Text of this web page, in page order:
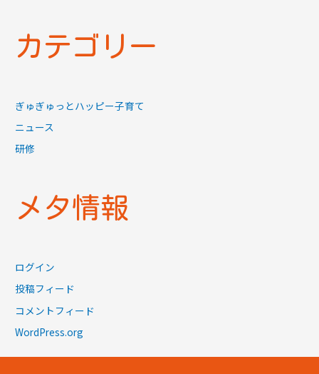
カテゴリー
ぎゅぎゅっとハッピー子育て
ニュース
研修
メタ情報
ログイン
投稿フィード
コメントフィード
WordPress.org